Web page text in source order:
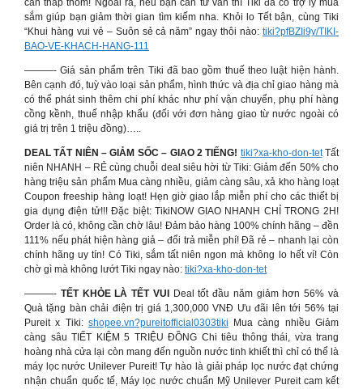
cần thấp thỏm! Ngoài ra, nếu bạn cần tư vấn thì Tiki đã có trợ lý mua
sắm giúp bạn giảm thời gian tìm kiếm nha. Khỏi lo Tết bận, cùng Tiki
“Khui hàng vui vẻ – Suôn sẻ cả năm” ngay thôi nào: tiki?pfBZIi9y/TIKI-
BAO-VE-KHACH-HANG-111
———- Giá sản phẩm trên Tiki đã bao gồm thuế theo luật hiện hành.
Bên cạnh đó, tuỳ vào loại sản phẩm, hình thức và địa chỉ giao hàng mà
có thể phát sinh thêm chi phí khác như phí vận chuyển, phụ phí hàng
cồng kềnh, thuế nhập khẩu (đối với đơn hàng giao từ nước ngoài có
giá trị trên 1 triệu đồng)…..
DEAL TẤT NIÊN – GIẢM SỐC – GIAO 2 TIẾNG! tiki?xa-kho-don-tetTất
niên NHANH – RẺ cùng chuỗi deal siêu hời từ Tiki: Giảm đến 50% cho
hàng triệu sản phẩm Mua càng nhiều, giảm càng sâu, xả kho hàng loạt
Coupon freeship hàng loạt! Hẹn giờ giao lắp miễn phí cho các thiết bị
gia dụng điện tử!!! Đặc biệt: TikiNOW GIAO NHANH CHỈ TRONG 2H!
Order là có, không cần chờ lâu! Đảm bảo hàng 100% chính hãng – đền
111% nếu phát hiện hàng giả – đổi trả miễn phí! Đã rẻ – nhanh lại còn
chính hãng uy tín! Có Tiki, sắm tất niên ngon mà không lo hết ví! Còn
chờ gì mà không lướt Tiki ngay nào: tiki?xa-kho-don-tet
———- TẾT KHỎE LÀ TẾT VUI
Deal tốt đầu năm giảm hơn 56% và
Quà tặng bàn chải điện trị giá 1,300,000 VNĐ Ưu đãi lên tới 56% tại
Pureit x Tiki: shopee.vn?pureitofficial0303tiki Mua càng nhiều Giảm
càng sâu TIẾT KIỆM 5 TRIỆU ĐỒNG Chi tiêu thông thái, vừa trang
hoàng nhà cửa lại còn mang đến nguồn nước tinh khiết thì chỉ có thể là
máy lọc nước Unilever Pureit! Tự hào là giải pháp lọc nước đạt chứng
nhận chuẩn quốc tế, Máy lọc nước chuẩn Mỹ Unilever Pureit cam kết